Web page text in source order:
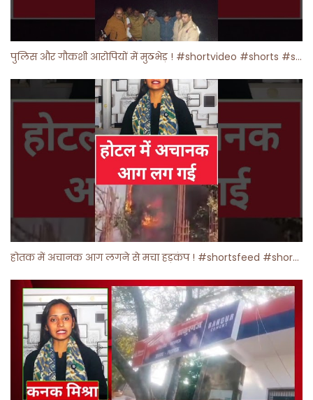
पुलिस और गौकशी आरोपियों में मुठभेड़ ! #shortvideo #shorts #shortsfeed
होतक में अचानक आग लगने से मचा हड़कंप ! #shortsfeed #shorts #viralshorts